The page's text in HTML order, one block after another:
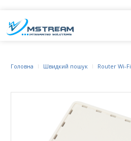
Головна Швидкий пошук Router Wi-Fi